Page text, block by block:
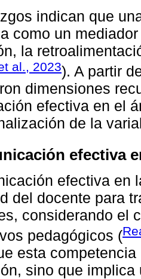
indican que
como un
la
al., 2023). A partir
dimensiones
efectiva en el
de la
efectiva
efectiva en
del docente para
considerando el
pedagógicos (
esta
sino que